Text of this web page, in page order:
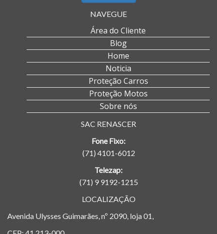
NAVEGUE
Área do Cliente
Blog
Home
Noticia
Proteção Carros
Proteção Motos
Sobre nós
SAC RENASCER
Fone Fixo:
(71) 4101-6012
Telezap:
(71) 9 9192-1215
LOCALIZAÇÃO
Avenida Ulysses Guimarães, nº 2090, loja 01,